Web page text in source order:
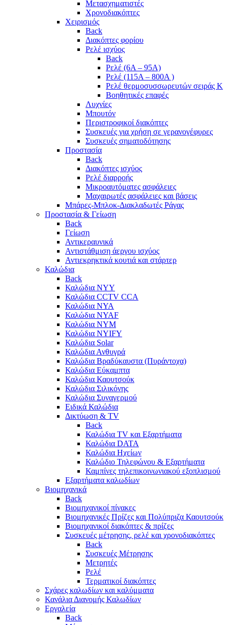
Μετασχηματιστές
Χρονοδιακόπτες
Χειρισμός
Back
Διακόπτες φορίου
Ρελέ ισχύος
Back
Ρελέ (6A – 95A)
Ρελέ (115A – 800A )
Ρελέ θερμοσυσσωρευτών σειράς Κ
Βοηθητικές επαφές
Λυχνίες
Μπουτόν
Περιστροφικοί διακόπτες
Συσκευές για χρήση σε γερανογέφυρες
Συσκευές σηματοδότησης
Προστασία
Back
Διακόπτες ισχύος
Ρελέ διαρροής
Μικροαυτόματες ασφάλειες
Μαχαιρωτές ασφάλειες και βάσεις
Μπάρες-Μπλοκ-Διακλαδωτές Ράγας
Προστασία & Γείωση
Back
Γείωση
Αντικεραυνικά
Αντιστάθμιση άεργου ισχύος
Αντιεκρηκτικά κουτιά και στάρτερ
Καλώδια
Back
Καλώδια NYY
Καλώδια CCTV CCA
Καλώδια NYA
Καλώδια NYAF
Καλώδια NYΜ
Καλώδια ΝΥΙFY
Καλώδια Solar
Καλώδια Ανθυγρά
Καλώδια Βραδύκαυστα (Πυράντοχα)
Καλώδια Εύκαμπτα
Καλώδια Καουτσούκ
Καλώδια Σιλικόνης
Καλώδια Συναγερμού
Ειδικά Καλώδια
Δικτύωση & TV
Back
Καλώδια TV και Εξαρτήματα
Καλώδια DATA
Καλώδια Ηχείων
Καλώδιο Τηλεφώνου & Εξαρτήματα
Καμπίνες τηλεπικοινωνιακού εξοπλισμού
Eξαρτήματα καλωδίων
Βιομηχανικά
Back
Βιομηχανικοί πίνακες
Βιομηχανικές Πρίζες και Πολύπριζα Καουτσούκ
Βιομηχανικοί διακόπτες & πρίζες
Συσκευές μέτρησης, ρελέ και χρονοδιακόπτες
Back
Συσκευές Μέτρησης
Μετρητές
Ρελέ
Τερματικοί διακόπτες
Σχάρες καλωδίων και καλύμματα
Κανάλια Διανομής Καλωδίων
Εργαλεία
Back